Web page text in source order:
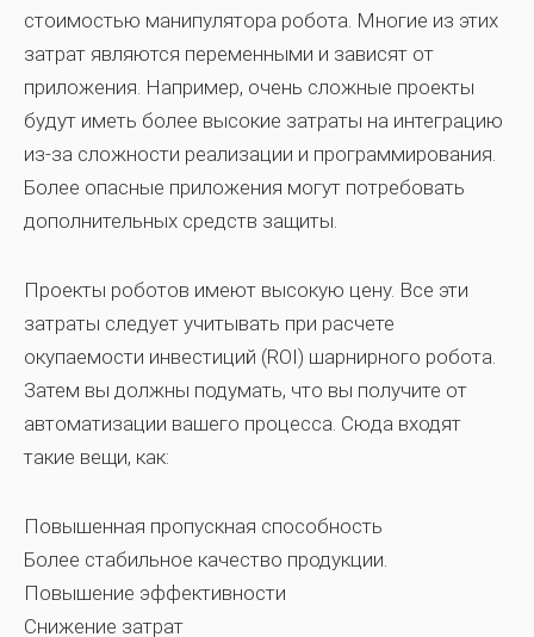
стоимостью манипулятора робота. Многие из этих
затрат являются переменными и зависят от
приложения. Например, очень сложные проекты
будут иметь более высокие затраты на интеграцию
из-за сложности реализации и программирования.
Более опасные приложения могут потребовать
дополнительных средств защиты.
Проекты роботов имеют высокую цену. Все эти
затраты следует учитывать при расчете
окупаемости инвестиций (ROI) шарнирного робота.
Затем вы должны подумать, что вы получите от
автоматизации вашего процесса. Сюда входят
такие вещи, как:
Повышенная пропускная способность
Более стабильное качество продукции.
Повышение эффективности
Снижение затрат